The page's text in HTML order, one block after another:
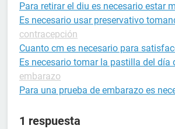
Para retirar el diu es necesario estar
Es necesario usar preservativo
contracepción
Cuanto cm es necesario para
Es necesario tomar la pastilla del
embarazo
Para una prueba de embarazo es
1 respuesta